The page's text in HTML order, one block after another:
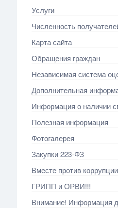
Услуги
Численность
Карта сайта
Обращения граждан
Независимая система
Дополнительная
Информация о наличии
Полезная информация
Фотогалерея
Закупки 223-ФЗ
Вместе против коррупции
ГРИПП и ОРВИ!!!
Внимание! Информация